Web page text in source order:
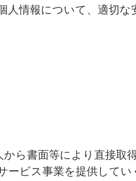
人情報について、適切
から書面等により直接取
ービス事業を提供して